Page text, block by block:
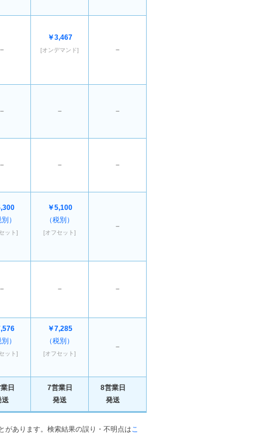
－
￥3,467
[オンデマンド] －
－ － －
－ － －
別）
ット]
￥5,100
（税別）
[オフセット]
－
－ － －
別）
ット]
￥7,285
（税別）
[オフセット]
－
日
送
7営業日
発送
8営業日
発送
があります。検索結果の誤り・不明点は こ